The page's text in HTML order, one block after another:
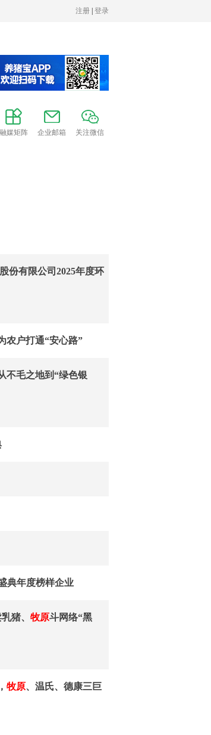
融媒矩阵 企业邮箱 关注微信
份有限公司2025年度环
农户打通“安心路”
不毛之地到“绿色银
典年度榜样企业
猪、 牧原斗网络“黑
牧原、温氏、德康三巨